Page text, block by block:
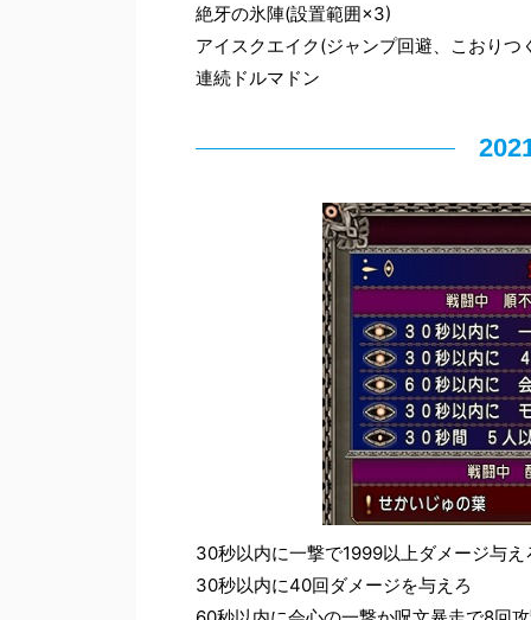
絶牙の氷陣(設置範囲×3)
アイスクエイク(ジャンプ回避、こおりつ
連続ドルマドン
30秒以内に一撃で1999以上ダメージ与え
30秒以内に40回ダメージを与えろ